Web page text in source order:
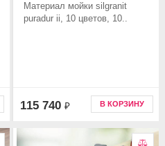
Материал мойки silgranit
puradur ii, 10 цветов, 10..
115 740 ₽ В КОРЗИНУ